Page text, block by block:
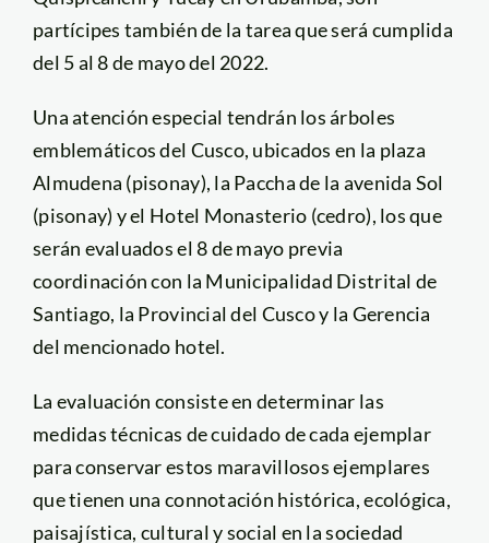
partícipes también de la tarea que será cumplida
del 5 al 8 de mayo del 2022.
Una atención especial tendrán los árboles
emblemáticos del Cusco, ubicados en la plaza
Almudena (pisonay), la Paccha de la avenida Sol
(pisonay) y el Hotel Monasterio (cedro), los que
serán evaluados el 8 de mayo previa
coordinación con la Municipalidad Distrital de
Santiago, la Provincial del Cusco y la Gerencia
del mencionado hotel.
La evaluación consiste en determinar las
medidas técnicas de cuidado de cada ejemplar
para conservar estos maravillosos ejemplares
que tienen una connotación histórica, ecológica,
paisajística, cultural y social en la sociedad